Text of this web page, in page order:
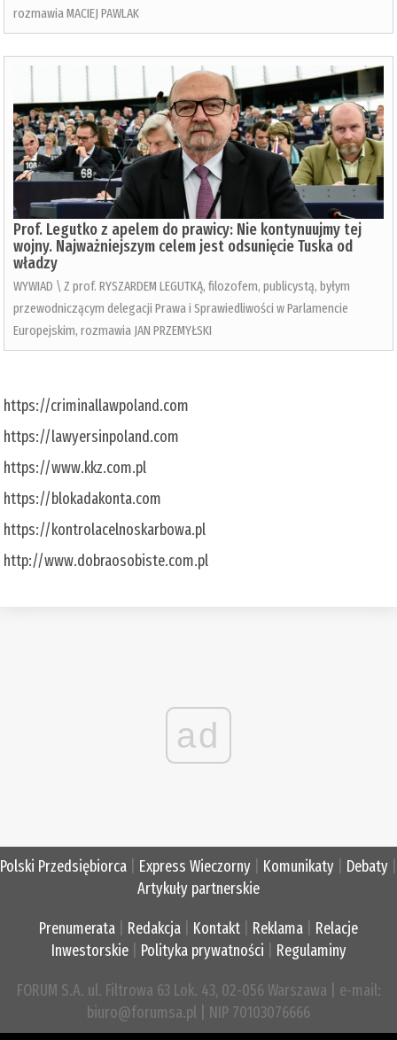
rozmawia MACIEJ PAWLAK
Prof. Legutko z apelem do prawicy: Nie kontynuujmy tej
wojny. Najważniejszym celem jest odsunięcie Tuska od
władzy
WYWIAD \ Z prof. RYSZARDEM LEGUTKĄ, filozofem, publicystą, byłym
przewodniczącym delegacji Prawa i Sprawiedliwości w Parlamencie
Europejskim, rozmawia JAN PRZEMYŁSKI
https://criminallawpoland.com
https://lawyersinpoland.com
https://www.kkz.com.pl
https://blokadakonta.com
https://kontrolacelnoskarbowa.pl
http://www.dobraosobiste.com.pl
ad
Polski Przedsiębiorca Express Wieczorny Komunikaty Debaty
Artykuły partnerskie
Prenumerata Redakcja Kontakt Reklama
Relacje
Inwestorskie| Polityka prywatności Regulaminy
FORUM S.A. ul. Filtrowa 63 Lok. 43, 02-056 Warszawa | e-mail:
biuro@forumsa.pl | NIP 70103076666